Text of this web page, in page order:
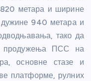
820 метара и ширине
940 метара и
тако да
продужења ПСС на
основне стазе и
платформе, рулних